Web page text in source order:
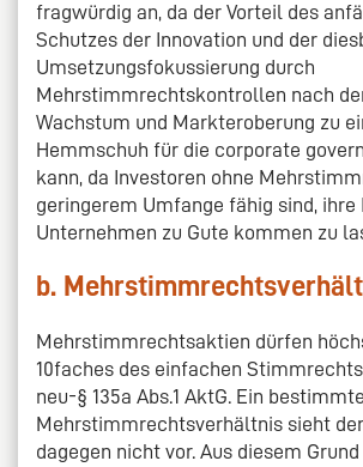
fragwürdig an, da der Vorteil des
Schutzes der Innovation und der
Umsetzungsfokussierung durch
Mehrstimmrechtskontrollen nach
Wachstum und Markteroberung zu
Hemmschuh für die corporate
kann, da Investoren ohne
geringerem Umfange fähig sind, ihre
Unternehmen zu Gute kommen zu
b.
Mehrstimmrechtsaktien dürfen
10faches des einfachen
neu-§ 135a Abs.1 AktG. Ein
Mehrstimmrechtsverhältnis sieht
dagegen nicht vor. Aus diesem